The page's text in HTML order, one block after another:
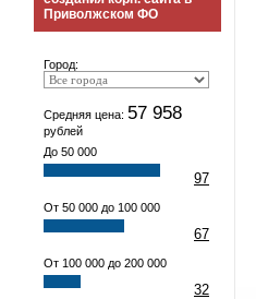
Приволжском ФО
Город:
Средняя цена: 57 958
рублей
До 50 000
97
От 50 000 до 100 000
67
От 100 000 до 200 000
32